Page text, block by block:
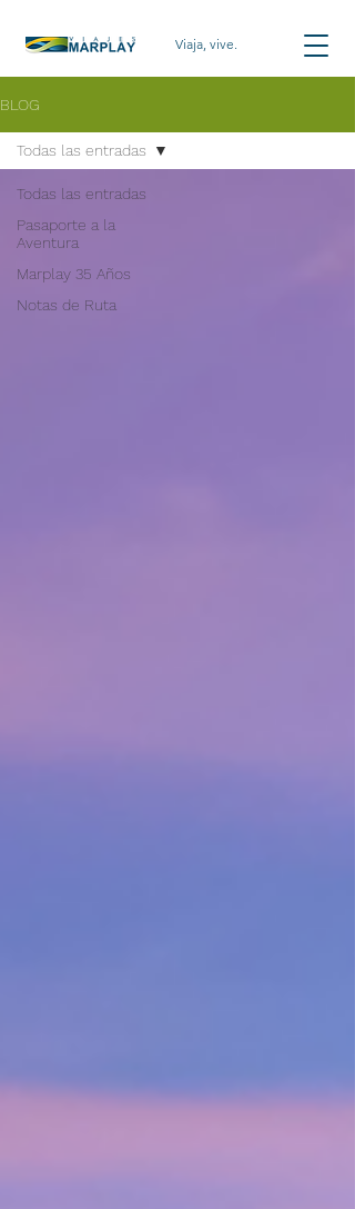
Viaja, vive.
BLOG
Todas las entradas
Pasaporte a la
Aventura
Marplay 35 Años
Notas de Ruta
Todas las entradas